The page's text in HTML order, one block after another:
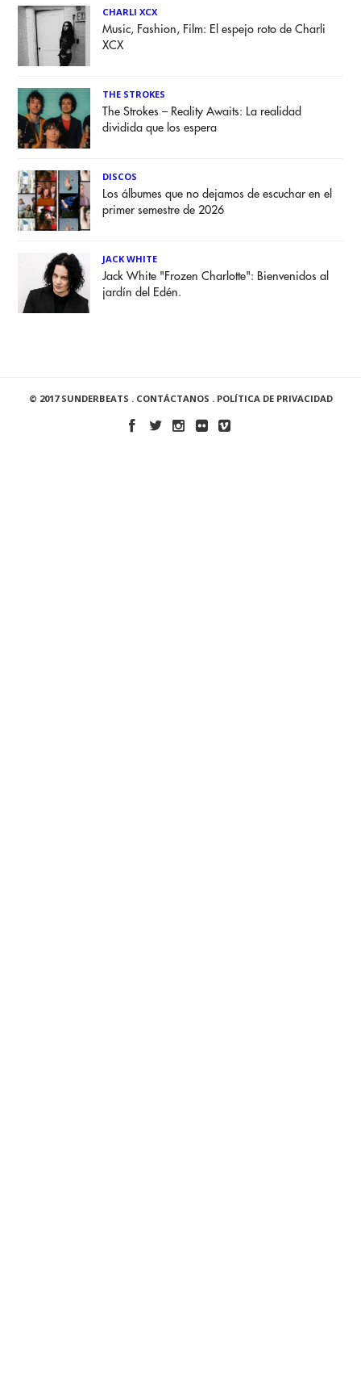
CHARLI XCX
Music, Fashion, Film: El espejo roto de Charli
XCX
THE STROKES
The Strokes – Reality Awaits: La realidad
dividida que los espera
DISCOS
Los álbumes que no dejamos de escuchar en el
primer semestre de 2026
JACK WHITE
Jack White "Frozen Charlotte": Bienvenidos al
jardín del Edén.
© 2017 SUNDERBEATS . CONTÁCTANOS . POLÍTICA DE PRIVACIDAD